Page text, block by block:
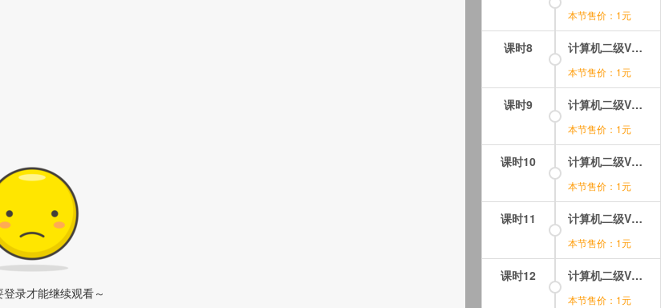
登录才能继续观看～
本节售价：1元
课时8 计算机二级VB语言程序设计视频课程-第02章-操作：对象的事件.mp4
本节售价：1元
课时9 计算机二级VB语言程序设计视频课程-第02章-操作：对象的属性.mp4
本节售价：1元
课时10 计算机二级VB语言程序设计视频课程-第02章-操作：对象的方法.mp4
本节售价：1元
课时11 计算机二级VB语言程序设计视频课程-第02章-操作：对象的概念.mp4
本节售价：1元
课时12 计算机二级VB语言程序设计视频课程-第02章-操作：属性的设置方式.mp4
本节售价：1元